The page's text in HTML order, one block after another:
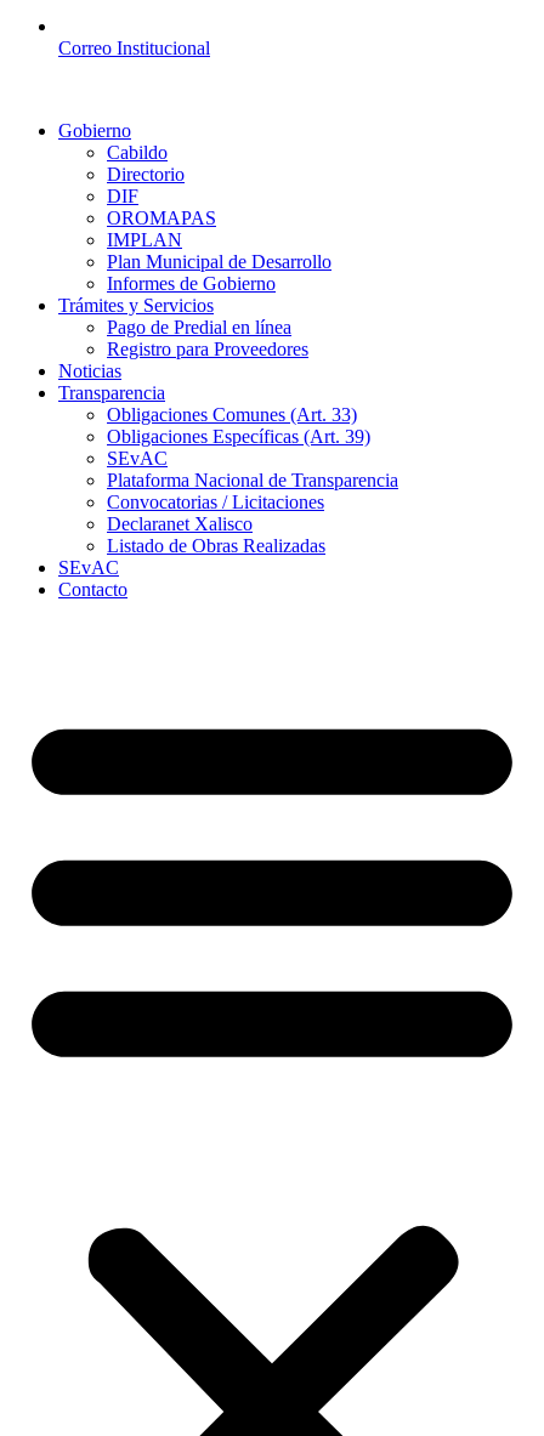
Correo Institucional
Gobierno
Cabildo
Directorio
DIF
OROMAPAS
IMPLAN
Plan Municipal de Desarrollo
Informes de Gobierno
Trámites y Servicios
Pago de Predial en línea
Registro para Proveedores
Noticias
Transparencia
Obligaciones Comunes (Art. 33)
Obligaciones Específicas (Art. 39)
SEvAC
Plataforma Nacional de Transparencia
Convocatorias / Licitaciones
Declaranet Xalisco
Listado de Obras Realizadas
SEvAC
Contacto